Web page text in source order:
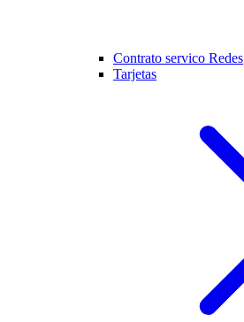
Contrato servico Redes
Tarjetas